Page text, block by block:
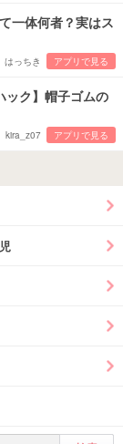
一体何者？実はス
はっちき アプリで見る
ック】帽子ゴムの
kira_z07 アプリで見る